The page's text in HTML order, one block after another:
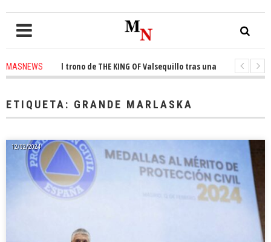
MASNEWSel trono de THE KING OF Valsequillo tras una jornada de
ETIQUETA: GRANDE MARLASKA
12/02/2024